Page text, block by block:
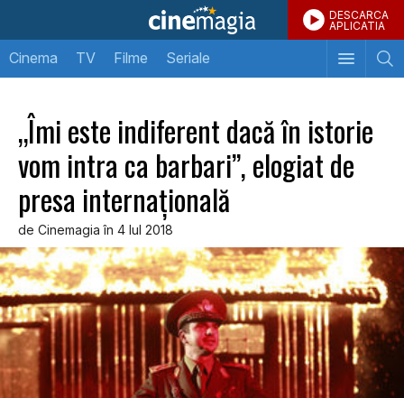
DESCARCA
APLICATIA
Cinema TV Filme Seriale
„Îmi este indiferent dacă în istorie
vom intra ca barbari”, elogiat de
presa internațională
de Cinemagia în 4 Iul 2018